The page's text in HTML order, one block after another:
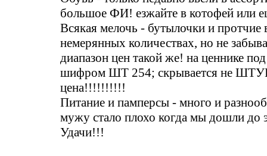
большое ФИ! езжайте в котофей или
Всякая мелочь - бутылочки и протчие
немерянных количествах, но не
диапазон цен такой же! на ценнике
шифром ШТ 254; скрывается не
цена!!!!!!!!!!
Питание и памперсы - много и
мужу стало плохо когда мы дошли до
Удачи!!!